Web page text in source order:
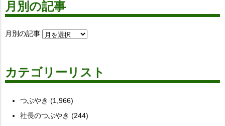
月別の記事
月別の記事
カテゴリーリスト
つぶやき (1,966)
社長のつぶやき (244)